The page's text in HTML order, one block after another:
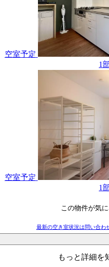
空室予定
1
空室予定
1
この物件が気
最新の空き室状況は問い合わ
もっと詳細を